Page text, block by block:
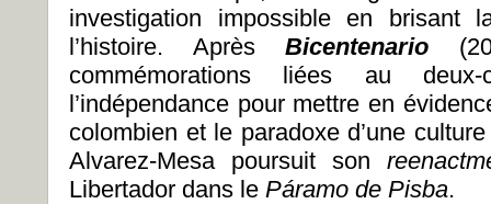
investigation impossible en brisant
l’histoire. AprèsBicentenario
commémorations liées au deux-
l’indépendance pour mettre en
colombien et le paradoxe d’une
Alvarez-Mesa poursuit son
Libertador dans le Páramo de Pisba.